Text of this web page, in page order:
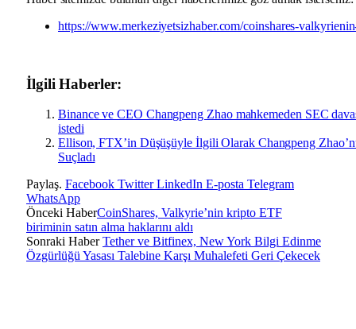
https://www.merkeziyetsizhaber.com/coinshares-
İlgili Haberler:
Binance ve CEO Changpeng Zhao mahkemeden SEC
istedi
Ellison, FTX’in Düşüşüyle İlgili Olarak Changpeng
Suçladı
Paylaş. Facebook Twitter LinkedIn E-posta Telegram
WhatsApp
Önceki HaberCoinShares, Valkyrie’nin kripto ETF
biriminin satın alma haklarını aldı
Sonraki HaberTether ve Bitfinex, New York Bilgi Edinme
Özgürlüğü Yasası Talebine Karşı Muhalefeti Geri Çekecek